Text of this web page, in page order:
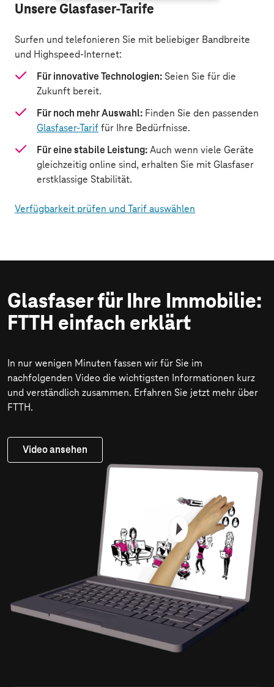
Unsere Glasfaser-Tarife
Surfen und telefonieren Sie mit beliebiger Bandbreite
und Highspeed-Internet:
Für innovative Technologien: Seien Sie für die
Zukunft bereit.
Für noch mehr Auswahl: Finden Sie den passenden
Glasfaser-Tariffür Ihre Bedürfnisse.
Für eine stabile Leistung:Auch wenn viele Geräte
gleichzeitig online sind, erhalten Sie mit Glasfaser
erstklassige Stabilität.
Verfügbarkeit prüfen und Tarif auswählen
Glasfaser für Ihre Immobilie:
FTTH einfach erklärt
In nur wenigen Minuten fassen wir für Sie im
nachfolgenden Video die wichtigsten Informationen kurz
und verständlich zusammen. Erfahren Sie jetzt mehr über
FTTH.
Video ansehen